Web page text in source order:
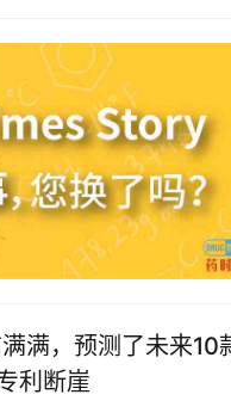
满，预测了未来10
利断崖